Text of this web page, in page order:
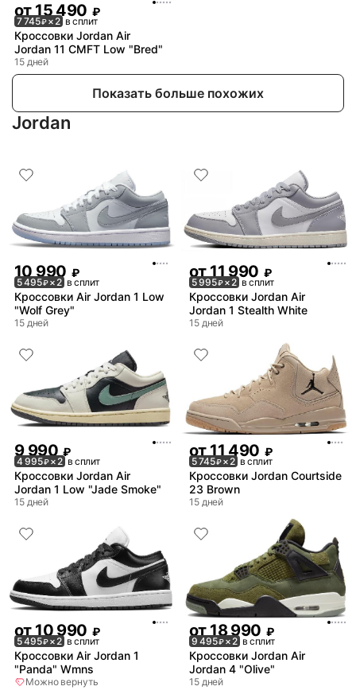
от15 490 ₽
7 745₽× 2 в сплит
Кроссовки Jordan Air
Jordan 11 CMFT Low "Bred"
15 дней
Показать больше похожих
Jordan
10 990 ₽
5 495₽× 2 в сплит
Кроссовки Air Jordan 1 Low
"Wolf Grey"
15 дней
от 11 990 ₽
5 995₽× 2 в сплит
Кроссовки Jordan Air
Jordan 1 Stealth White
15 дней
9 990 ₽
4 995₽× 2 в сплит
Кроссовки Jordan Air
Jordan 1 Low "Jade Smoke"
15 дней
от11 490 ₽
5 745₽× 2 в сплит
Кроссовки Jordan Courtside
23 Brown
15 дней
от10 990 ₽
5 495₽× 2 в сплит
Кроссовки Air Jordan 1
"Panda" Wmns
Можно вернуть
от18 990 ₽
9 495₽× 2 в сплит
Кроссовки Jordan Air
Jordan 4 "Olive"
15 дней